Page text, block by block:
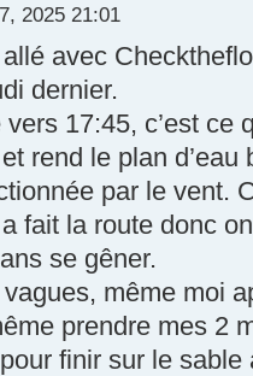
2025 21:01
avec
dernier.
17:45, c’est ce
rend le plan
par le vent.
fait la route donc
se gêner.
même moi
prendre mes 2
finir sur le